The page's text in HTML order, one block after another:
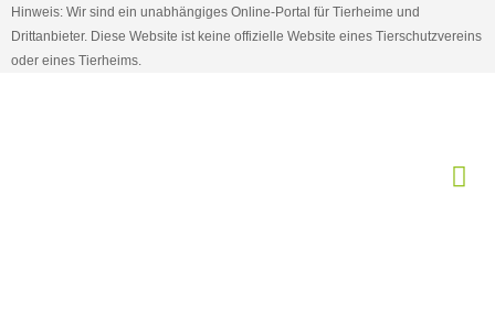
Hinweis: Wir sind ein unabhängiges Online-Portal für Tierheime und
Drittanbieter. Diese Website ist keine offizielle Website eines Tierschutzvereins
oder eines Tierheims.